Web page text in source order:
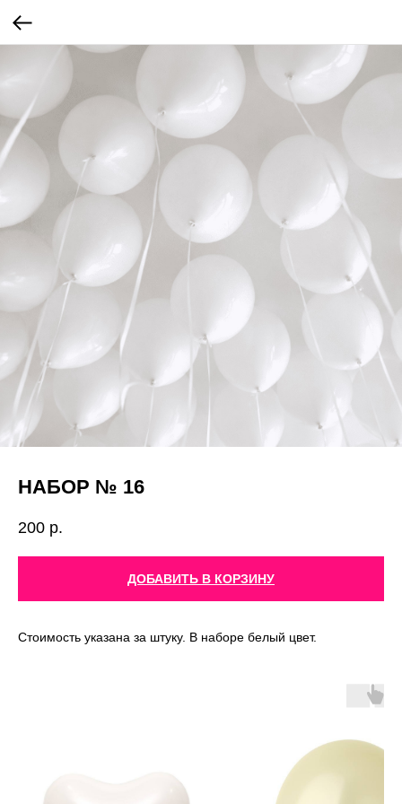
НАБОР № 16
200 р.
ДОБАВИТЬ В КОРЗИНУ
Стоимость указана за штуку. В наборе белый цвет.